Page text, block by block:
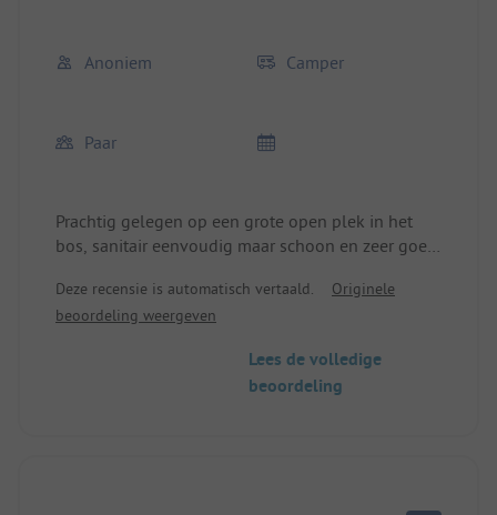
Anoniem Camper
Paar
Prachtig gelegen op een grote open plek in het
bos, sanitair eenvoudig maar schoon en zeer goed
voor wandelingen. We voelden ons helemaal
thuis.
Deze recensie is automatisch vertaald.
Originele
beoordeling weergeven
Lees de volledige
beoordeling